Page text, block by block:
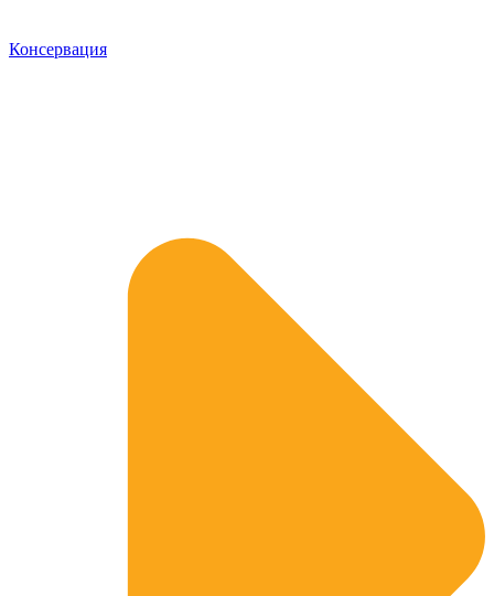
Консервация